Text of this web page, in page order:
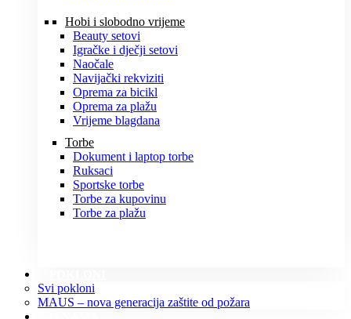
Hobi i slobodno vrijeme
Beauty setovi
Igračke i dječji setovi
Naočale
Navijački rekviziti
Oprema za bicikl
Oprema za plažu
Vrijeme blagdana
Torbe
Dokument i laptop torbe
Ruksaci
Sportske torbe
Torbe za kupovinu
Torbe za plažu
Svi pokloni
MAUS – nova generacija zaštite od požara